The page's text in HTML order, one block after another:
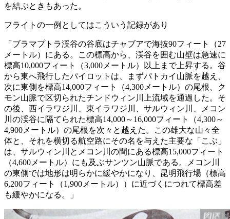
を結ぶときもあった。
フライトの一例としてはこういう記録があり
「ブラマプトラ渓谷の谷底はチャブアで海抜90フィート（27
メートル）にある。この標高から、渓谷を囲む山壁は急速に
標高10,000フィート（3,000メートル）以上まで上昇する。谷
から東へ飛行したパイロットは、まずパトカイ山脈を越え、
次に東側を標高14,000フィート（4,300メートル）の尾根、ク
モン山脈で区切られたチンドウィン川上流域を通過した。そ
の後、西イラワジ川、東イラワジ川、サルウィン川、メコン
川の渓谷に隔てられた標高14,000～16,000フィート（4,300～
4,900メートル）の尾根を次々と越えた。この雄大な山々全
体と、それを横切る航空路にその名を与えた主要な「こぶ」
は、サルウィン川とメコン川の間にある標高15,000フィート
（4,600メートル）にも及ぶサンツン山脈である。メコン川
の東側では地形は明らかに緩やかになり、昆明飛行場（標高
6,200フィート（1,900メートル））に近づくにつれて標高差
も緩やかになる。」